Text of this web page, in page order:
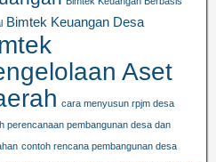
Bimtek Keuangan Desa
Aset
cara menyusun rpjm desa
perencanaan pembangunan desa dan
contoh rencana pembangunan desa